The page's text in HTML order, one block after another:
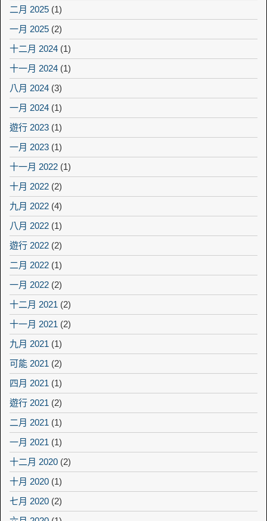
二月 2025 (1)
一月 2025 (2)
十二月 2024 (1)
十一月 2024 (1)
八月 2024 (3)
一月 2024 (1)
遊行 2023 (1)
一月 2023 (1)
十一月 2022 (1)
十月 2022 (2)
九月 2022 (4)
八月 2022 (1)
遊行 2022 (2)
二月 2022 (1)
一月 2022 (2)
十二月 2021 (2)
十一月 2021 (2)
九月 2021 (1)
可能 2021 (2)
四月 2021 (1)
遊行 2021 (2)
二月 2021 (1)
一月 2021 (1)
十二月 2020 (2)
十月 2020 (1)
七月 2020 (2)